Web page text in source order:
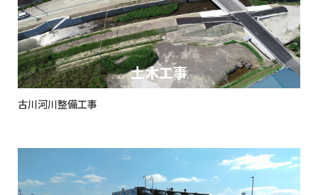
土木工事
古川河川整備工事